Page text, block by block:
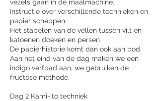
vezels gaan in de maalmachine.
Instructie over verschillende technieken en
papier scheppen.
Het stapelen van de vellen tussen vilt en
katoenen doeken en persen
De papierhistorie komt dan ook aan bod.
Aan het eind van de dag maken we een
indigo verfbad aan, we gebruiken de
fructose methode.
Dag 2 Kami-ito techniek